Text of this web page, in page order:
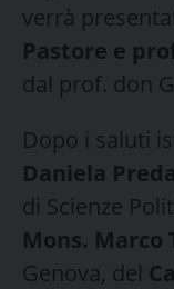
verrà
Pastore e
dal prof. don
Dopo i saluti
Daniela Preda
di Scienze
Mons. Marco
Genova, del